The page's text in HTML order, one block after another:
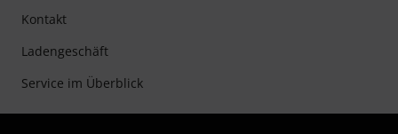
Kontakt
Ladengeschäft
Service im Überblick